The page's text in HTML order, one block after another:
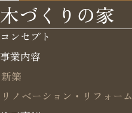
木づくりの家
コンセプト
事業内容
新築
リノベーション・リフォーム